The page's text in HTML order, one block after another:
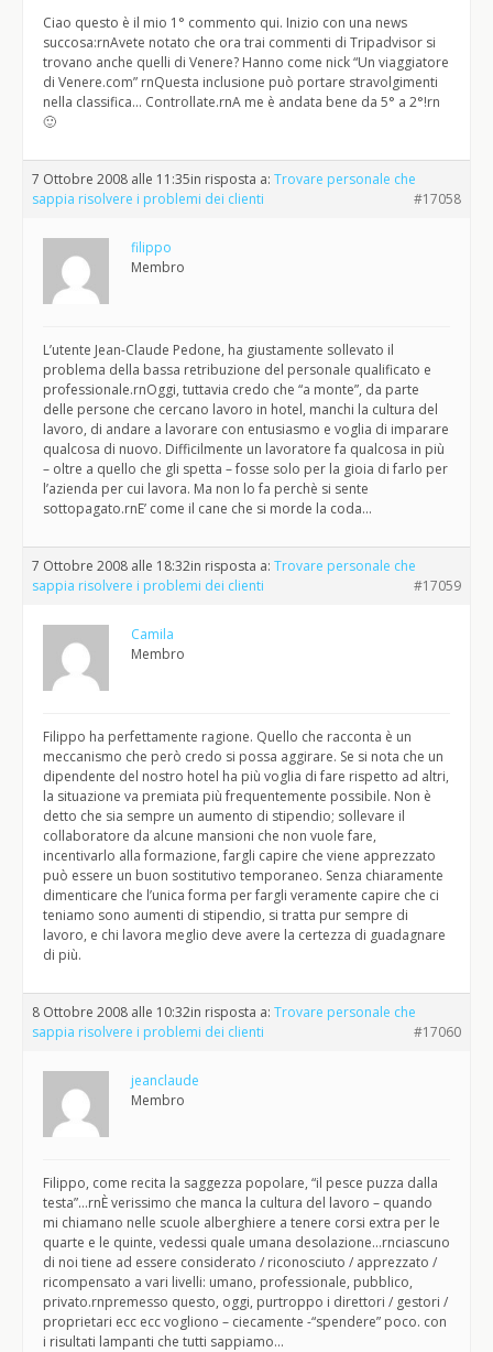
Ciao questo è il mio 1° commento qui. Inizio con una news
succosa:rnAvete notato che ora trai commenti di Tripadvisor si
trovano anche quelli di Venere? Hanno come nick “Un viaggiatore
di Venere.com” rnQuesta inclusione può portare stravolgimenti
nella classifica… Controllate.rnA me è andata bene da 5° a 2°!rn
🙂
7 Ottobre 2008 alle 11:35in risposta a: Trovare personale che
sappia risolvere i problemi dei clienti
#17058
filippo
Membro
L’utente Jean-Claude Pedone, ha giustamente sollevato il
problema della bassa retribuzione del personale qualificato e
professionale.rnOggi, tuttavia credo che “a monte”, da parte
delle persone che cercano lavoro in hotel, manchi la cultura del
lavoro, di andare a lavorare con entusiasmo e voglia di imparare
qualcosa di nuovo. Difficilmente un lavoratore fa qualcosa in più
– oltre a quello che gli spetta – fosse solo per la gioia di farlo per
l’azienda per cui lavora. Ma non lo fa perchè si sente
sottopagato.rnE’ come il cane che si morde la coda…
7 Ottobre 2008 alle 18:32in risposta a: Trovare personale che
sappia risolvere i problemi dei clienti
#17059
Camila
Membro
Filippo ha perfettamente ragione. Quello che racconta è un
meccanismo che però credo si possa aggirare. Se si nota che un
dipendente del nostro hotel ha più voglia di fare rispetto ad altri,
la situazione va premiata più frequentemente possibile. Non è
detto che sia sempre un aumento di stipendio; sollevare il
collaboratore da alcune mansioni che non vuole fare,
incentivarlo alla formazione, fargli capire che viene apprezzato
può essere un buon sostitutivo temporaneo. Senza chiaramente
dimenticare che l’unica forma per fargli veramente capire che ci
teniamo sono aumenti di stipendio, si tratta pur sempre di
lavoro, e chi lavora meglio deve avere la certezza di guadagnare
di più.
8 Ottobre 2008 alle 10:32in risposta a: Trovare personale che
sappia risolvere i problemi dei clienti
#17060
jeanclaude
Membro
Filippo, come recita la saggezza popolare, “il pesce puzza dalla
testa”…rnÈ verissimo che manca la cultura del lavoro – quando
mi chiamano nelle scuole alberghiere a tenere corsi extra per le
quarte e le quinte, vedessi quale umana desolazione…rnciascuno
di noi tiene ad essere considerato / riconosciuto / apprezzato /
ricompensato a vari livelli: umano, professionale, pubblico,
privato.rnpremesso questo, oggi, purtroppo i direttori / gestori /
proprietari ecc ecc vogliono – ciecamente -“spendere” poco. con
i risultati lampanti che tutti sappiamo…